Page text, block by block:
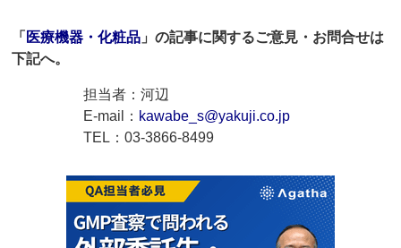
「 医療機器・化粧品 」の記事に関するご意見・お問合せは
下記へ。
担当者：河辺
E-mail： kawabe_s@yakuji.co.jp
TEL：03-3866-8499